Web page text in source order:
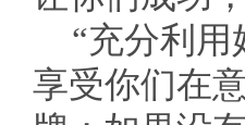
“充分利
享受你们在